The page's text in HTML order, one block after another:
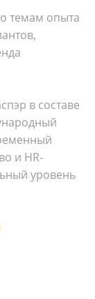
темам опыта
в составе
и HR-
уровень